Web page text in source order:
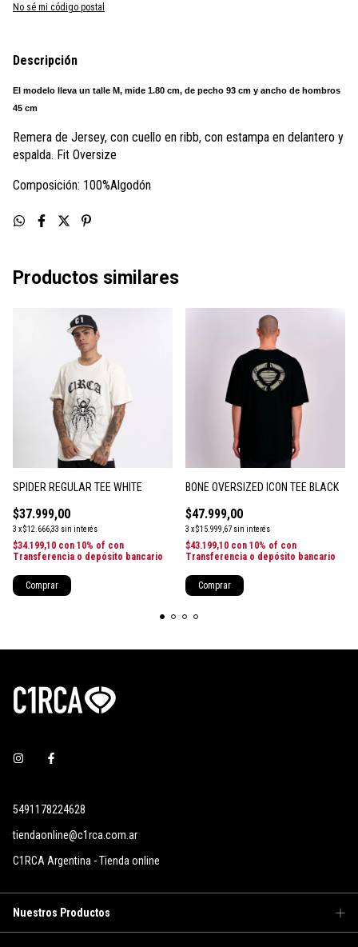
No sé mi código postal
Descripción
El modelo lleva un talle M, mide 1.80 cm, de pecho 93 cm y ancho de hombros
45 cm
Remera de Jersey, con cuello en ribb, con estampa en delantero y
espalda. Fit Oversize
Composición: 100%Algodón
Productos similares
SPIDER REGULAR TEE WHITE
$37.999,00
3 x$12.666,33 sin interés
$34.199,10 con 10% of con
Transferencia o depósito bancario
Comprar
BONE OVERSIZED ICON TEE BLACK
$47.999,00
3 x$15.999,67 sin interés
$43.199,10 con 10% of con
Transferencia o depósito bancario
Comprar
5491178224628
tiendaonline@c1rca.com.ar
C1RCA Argentina - Tienda online
Nuestros Productos